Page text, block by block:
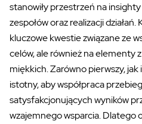
stanowiły przestrzeń na
zespołów oraz realizacji
kluczowe kwestie związane ze
celów, ale również na elementy
miękkich. Zarówno pierwszy,
istotny, aby współpraca
satysfakcjonujących wyników
wzajemnego wsparcia. Dlatego